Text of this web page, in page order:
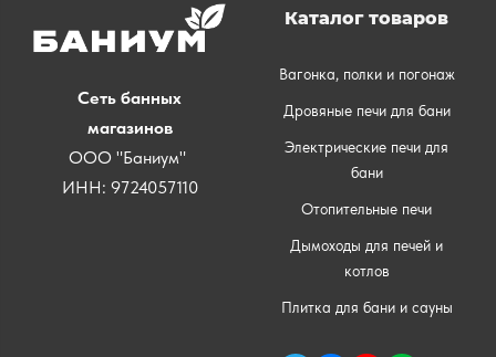
Сеть банных
магазинов
ООО "Баниум"
ИНН: 9724057110
Каталог товаров
Вагонка, полки и погонаж
Дровяные печи для бани
Электрические печи для
бани
Отопительные печи
Дымоходы для печей и
котлов
Плитка для бани и сауны